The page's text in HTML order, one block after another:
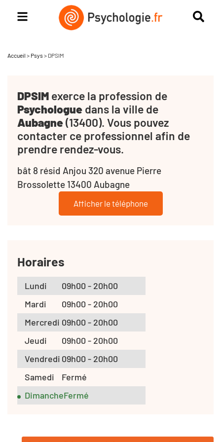
Accueil > Psys > DPSIM
DPSIM exerce la profession de
Psychologue dans la ville de
Aubagne(13400). Vous pouvez
contacter ce professionnel afin de
prendre rendez-vous.
bât 8 résid Anjou 320 avenue Pierre
Brossolette 13400 Aubagne
Afficher le téléphone
Horaires
Lundi
09h00 - 20h00
Mardi
09h00 - 20h00
Mercredi 09h00 - 20h00
Jeudi
09h00 - 20h00
Vendredi 09h00 - 20h00
Samedi
Fermé
DimancheFermé